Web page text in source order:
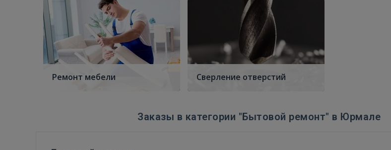
Ремонт мебели Сверление отверстий
Заказы в категории "Бытовой ремонт" в Юрмале